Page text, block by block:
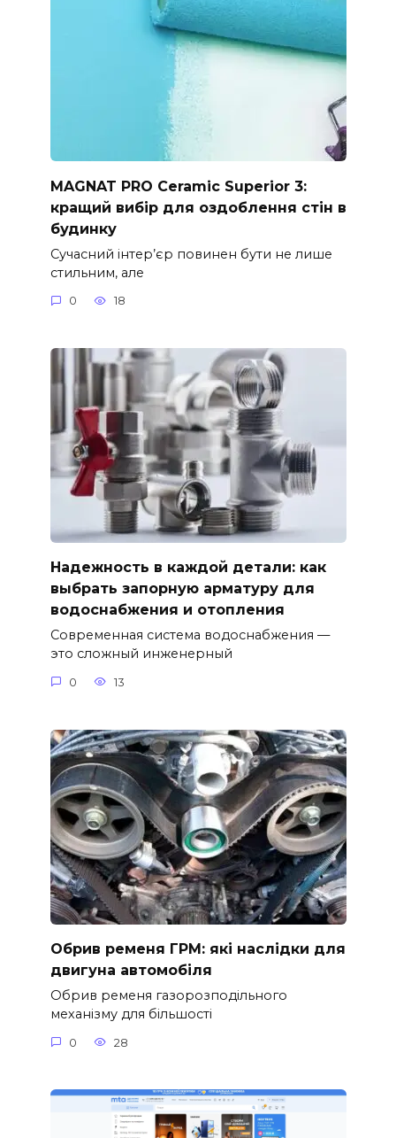
MAGNAT PRO Ceramic Superior 3:
кращий вибір для оздоблення стін в
будинку
Сучасний інтер’єр повинен бути не лише
стильним, але
0 18
Надежность в каждой детали: как
выбрать запорную арматуру для
водоснабжения и отопления
Современная система водоснабжения —
это сложный инженерный
0 13
Обрив ременя ГРМ: які наслідки для
двигуна автомобіля
Обрив ременя газорозподільного
механізму для більшості
0 28